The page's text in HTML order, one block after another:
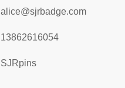
alice@sjrbadge.com
13862616054
SJRpins